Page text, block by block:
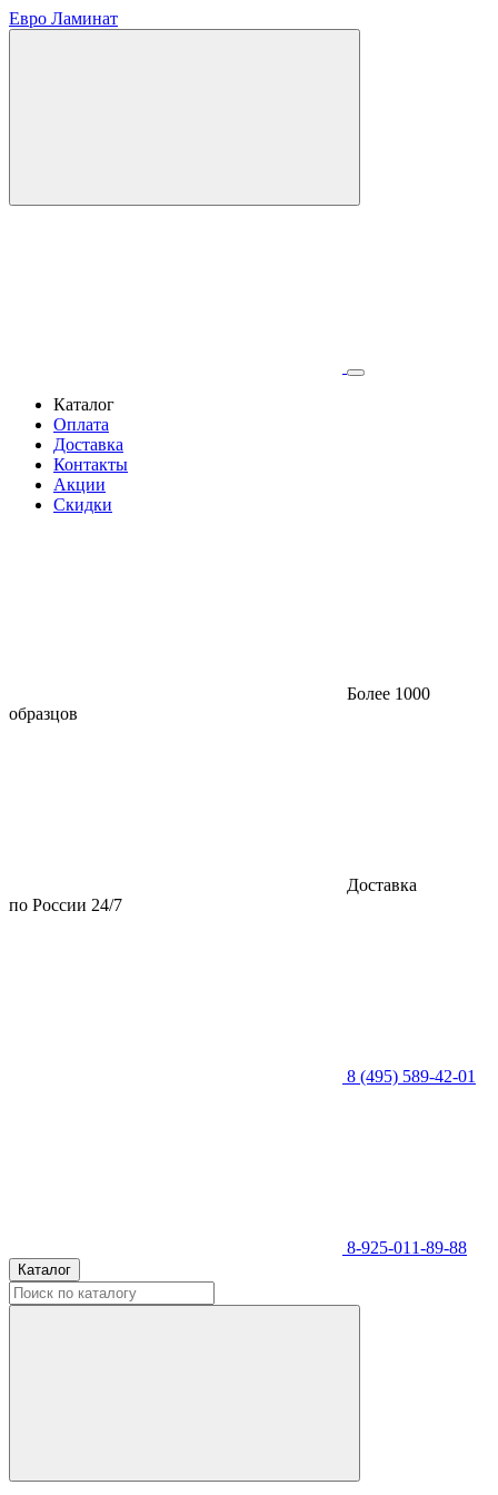
Евро Ламинат
Каталог
Оплата
Доставка
Контакты
Акции
Скидки
Более 1000
образцов
Доставка
по России 24/7
8 (495) 589-42-01
8-925-011-89-88
Каталог